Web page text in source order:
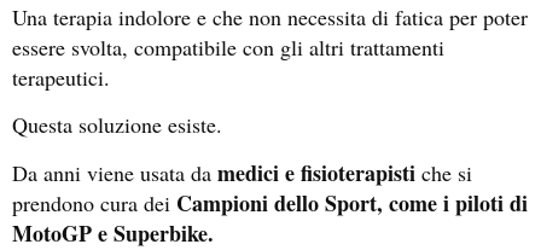
Una terapia indolore e che non necessita di fatica per poter
essere svolta, compatibile con gli altri trattamenti
terapeutici.
Questa soluzione esiste.
Da anni viene usata da medici e fisioterapisti che si
prendono cura dei Campioni dello Sport, come i piloti di
MotoGP e Superbike.